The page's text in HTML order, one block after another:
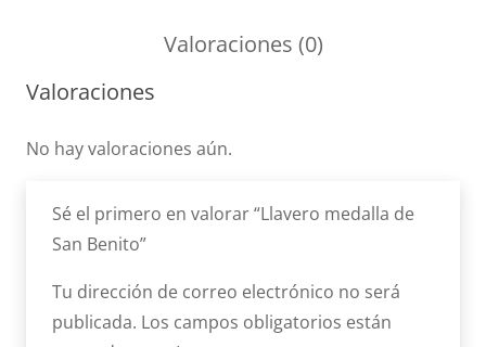
Valoraciones (0)
Valoraciones
No hay valoraciones aún.
Sé el primero en valorar “Llavero medalla de
San Benito”
Tu dirección de correo electrónico no será
publicada. Los campos obligatorios están